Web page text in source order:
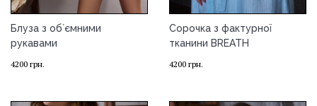
Блуза з обʼємними
рукавами
4200 грн.
Сорочка з фактурної
тканини BREATH
4200 грн.